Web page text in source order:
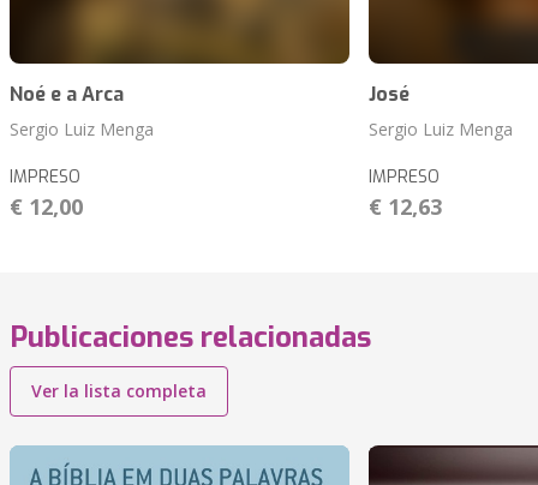
Noé e a Arca
Sergio Luiz Menga
IMPRESO
€ 12,00
José
Sergio Luiz Menga
IMPRESO
€ 12,63
Publicaciones relacionadas
Ver la lista completa